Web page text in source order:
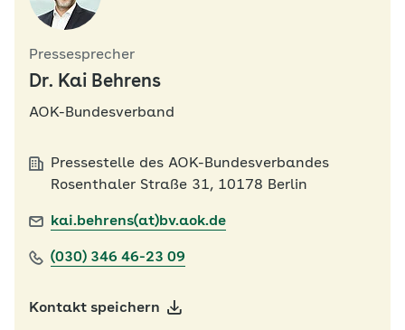
Pressesprecher
Dr. Kai Behrens
AOK-Bundesverband
Pressestelle des AOK-Bundesverbandes
Rosenthaler Straße 31, 10178 Berlin
kai.behrens(at)bv.aok.de
(030) 346 46-23 09
Kontakt speichern